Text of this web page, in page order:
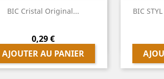
BIC Cristal Original...
Prix
0,29 €
AJOUTER AU PANIER
 Aperçu rapide BIC 